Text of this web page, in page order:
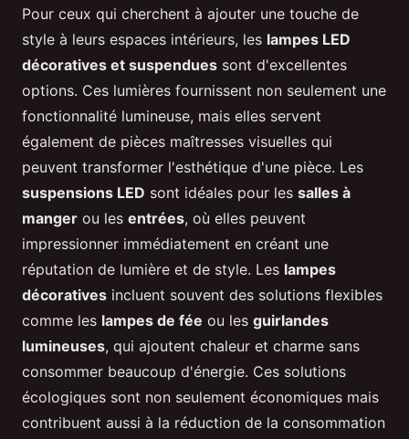
Pour ceux qui cherchent à ajouter une touche de
style à leurs espaces intérieurs, les lampes LED
décoratives et suspendues sont d'excellentes
options. Ces lumières fournissent non seulement une
fonctionnalité lumineuse, mais elles servent
également de pièces maîtresses visuelles qui
peuvent transformer l'esthétique d'une pièce. Les
suspensions LED sont idéales pour les salles à
manger ou les entrées, où elles peuvent
impressionner immédiatement en créant une
réputation de lumière et de style. Les lampes
décoratives incluent souvent des solutions flexibles
comme les lampes de fée ou les guirlandes
lumineuses, qui ajoutent chaleur et charme sans
consommer beaucoup d'énergie. Ces solutions
écologiques sont non seulement économiques mais
contribuent aussi à la réduction de la consommation